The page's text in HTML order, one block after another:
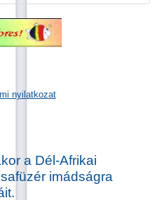
nyilatkozat
a Dél-Afrikai
imádságra